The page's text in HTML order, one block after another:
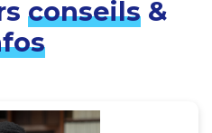
conseils&